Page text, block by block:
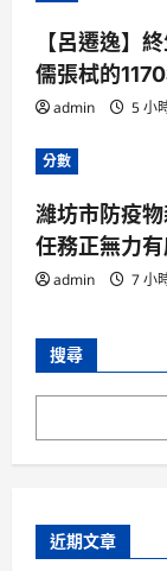
【呂遷逸】
儒張栻的1170
admin 5 小
分數
濰坊市防疫
任務正無力
admin 7 小
搜尋
近期文章